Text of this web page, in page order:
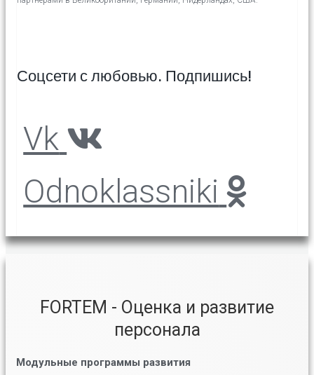
Соцсети с любовью. Подпишись!
Vk
Odnoklassniki
FORTEM - Оценка и развитие
персонала
Модульные программы развития